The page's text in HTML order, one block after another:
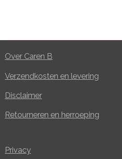
Over Caren B
Verzendkosten en levering
Disclaimer
Retourneren en herroeping
Privacy